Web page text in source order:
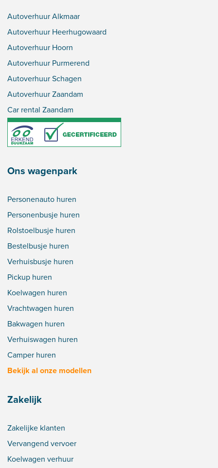
Autoverhuur Alkmaar
Autoverhuur Heerhugowaard
Autoverhuur Hoorn
Autoverhuur Purmerend
Autoverhuur Schagen
Autoverhuur Zaandam
Car rental Zaandam
Ons wagenpark
Personenauto huren
Personenbusje huren
Rolstoelbusje huren
Bestelbusje huren
Verhuisbusje huren
Pickup huren
Koelwagen huren
Vrachtwagen huren
Bakwagen huren
Verhuiswagen huren
Camper huren
Bekijk al onze modellen
Zakelijk
Zakelijke klanten
Vervangend vervoer
Koelwagen verhuur